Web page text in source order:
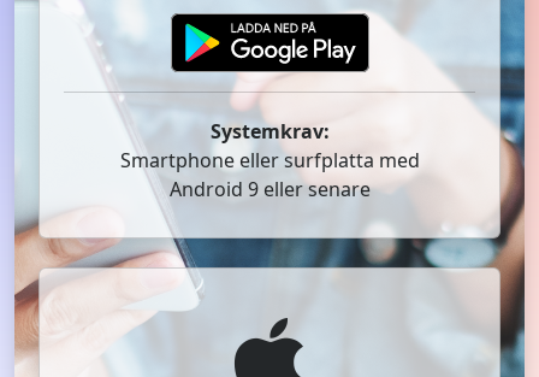
Systemkrav:
Smartphone eller surfplatta med
Android 9 eller senare